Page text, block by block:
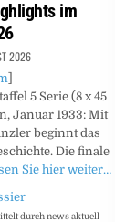
im
2026
5 Serie (8 x 45
Januar 1933: Mit
beginnt das
Die finale
Sie hier weiter…
durch news aktuell